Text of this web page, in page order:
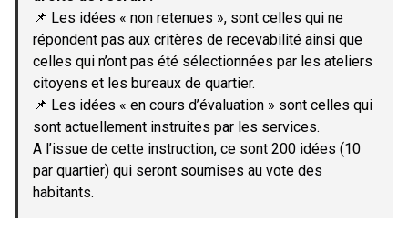
📌 Les idées « non retenues », sont celles qui ne
répondent pas aux critères de recevabilité ainsi que
celles qui n’ont pas été sélectionnées par les ateliers
citoyens et les bureaux de quartier.
📌 Les idées « en cours d’évaluation » sont celles qui
sont actuellement instruites par les services.
A l’issue de cette instruction, ce sont 200 idées (10
par quartier) qui seront soumises au vote des
habitants.